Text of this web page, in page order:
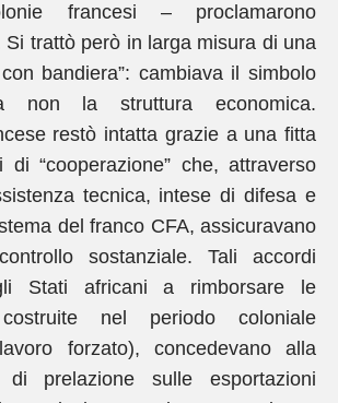
francesi – proclamarono
Si trattò però in larga misura di una
bandiera”: cambiava il simbolo
non la struttura economica.
restò intatta grazie a una fitta
“cooperazione” che, attraverso
tecnica, intese di difesa e
del franco CFA, assicuravano
sostanziale. Tali accordi
Stati africani a rimborsare le
costruite nel periodo coloniale
forzato), concedevano alla
prelazione sulle esportazioni